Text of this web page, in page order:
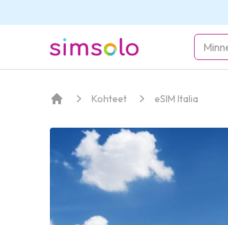
simsolo
Kohteet eSIM Italia